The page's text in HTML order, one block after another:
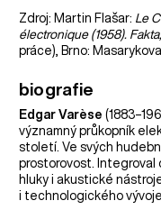
Zdroj: Martin Flašar: Le
électronique (1958).
práce), Brno:
biografie
Edgar Varèse
významný průkopník
století. Ve svých
prostorovost. Integroval
hluky i akustické
i technologického vývoje.